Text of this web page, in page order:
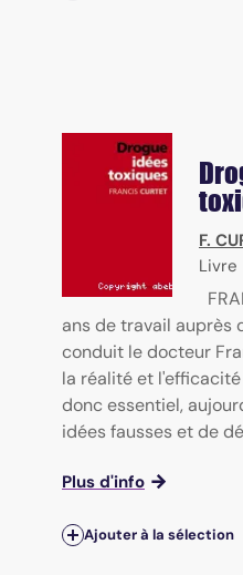
F.
Livre
ans de travail auprès
conduit le docteur
la réalité et
donc essentiel,
idées fausses et de
Plus d'info
Ajouter à la sélection